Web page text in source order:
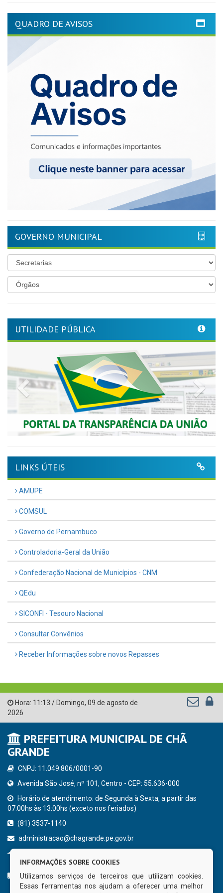
QUADRO DE AVISOS
GOVERNO MUNICIPAL
UTILIDADE PÚBLICA
Previous
LINKS ÚTEIS
AMUPE
COMSUL
Governo de Pernambuco
Controladoria-Geral da União
Confederação Nacional de Municípios - CNM
QEdu
SICONFI - Tesouro Nacional
Consultar Convênios
Receber Informações sobre novos Repasses
Hora: 11:13 / Domingo, 09 de agosto de
2026
PREFEITURA MUNICIPAL DE CHÃ
GRANDE
CNPJ: 11.049.806/0001-90
Avenida São José, nº 101, Centro - CEP: 55.636-000
Horário de atendimento: de Segunda à Sexta, a partir das
07:00hs às 13:00hs (exceto nos feriados)
(81) 3537-1140
administracao@chagrande.pe.gov.br
CURTA NOSSA FAN PAGE
INFORMAÇÕES SOBRE COOKIES
Utilizamos serviços de terceiros que utilizam cookies.
Essas ferramentas nos ajudam a oferecer uma melhor